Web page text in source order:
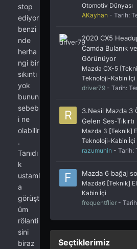
stop
ediyor
benzi
nde
herha
ngi bir
sıkıntı
yok
bunun
sebeb
i ne
olabilir
.
Tanıdı
k
ustaml
a
görüşt
üm
rölanti
sini
biraz
Otomotiv Dünyası
AKayhan - Tarih:
2020 CX5
Camda Bulanık
Görünüyor
Mazda CX-5
Teknoloji-Kabin İçi
driver79 - Tarih:
3.Nesil Mazda 3
Gelen Ses-Tıkırtı
Mazda 3 [Teknik]
Teknoloji-Kabin İçi
razumuhin - Tarih:
Mazda 6 bağaj
Mazda6 [Teknik]
Kabin İçi
frequentflier -
Seçtiklerimiz